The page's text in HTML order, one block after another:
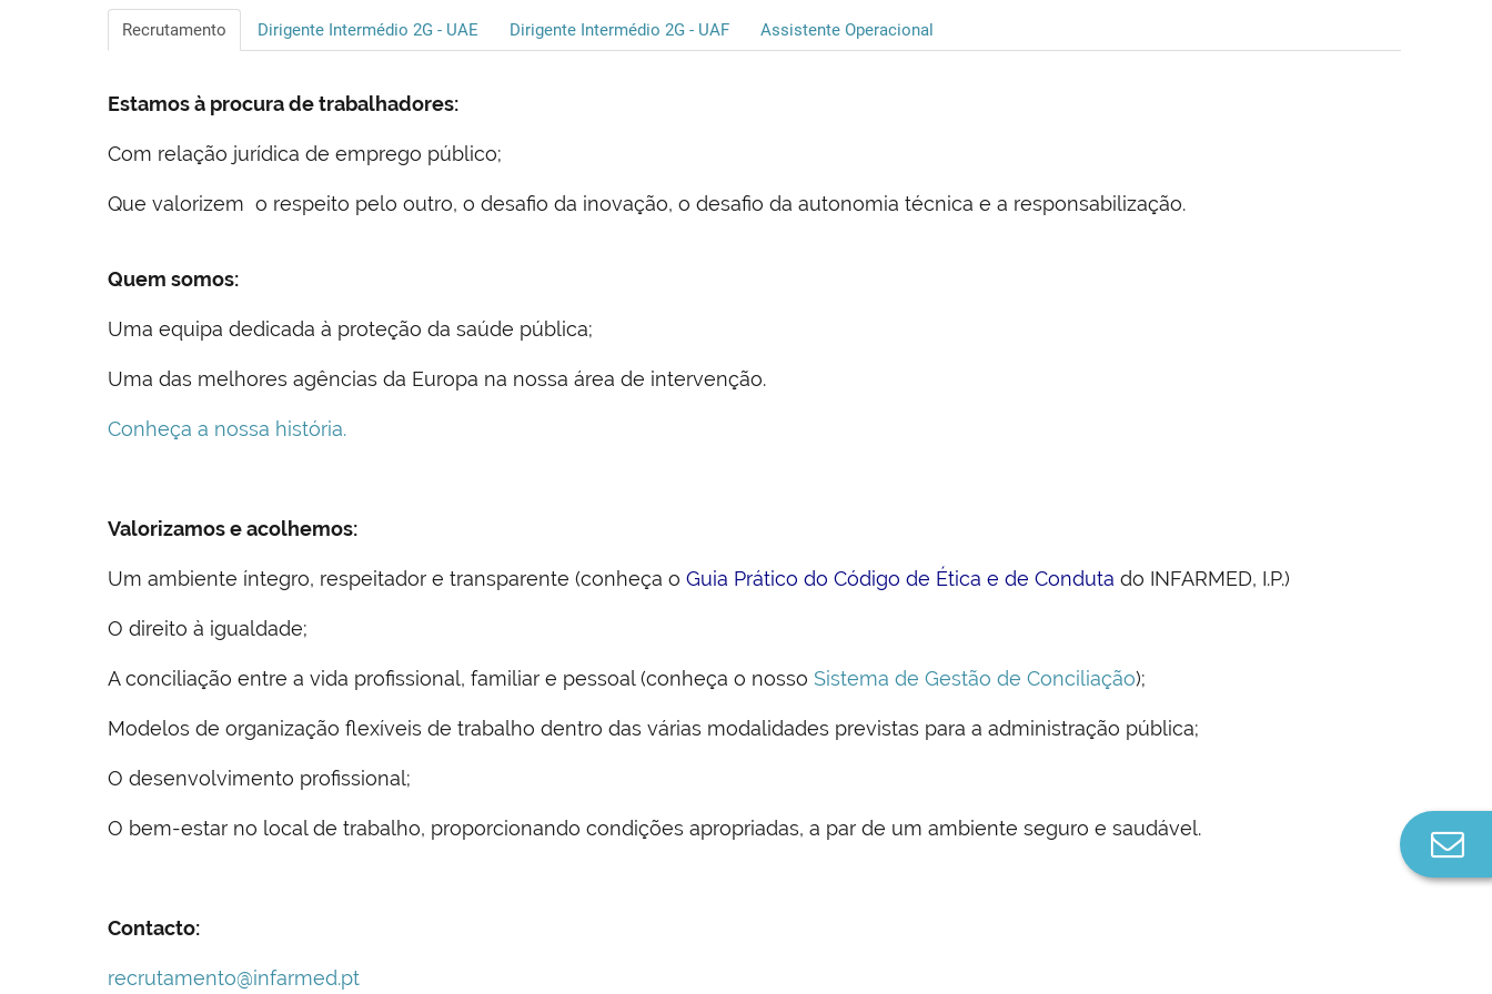
Recrutamento Dirigente Intermédio 2G - UAE Dirigente Intermédio 2G - UAF Assistente Operacional
Estamos à procura de trabalhadores:
Com relação jurídica de emprego público;
Que valorizem o respeito pelo outro, o desafio da inovação, o desafio da autonomia técnica e a responsabilização.
Quem somos:
Uma equipa dedicada à proteção da saúde pública;
Uma das melhores agências da Europa na nossa área de intervenção.
Conheça a nossa história.
Valorizamos e acolhemos:
Um ambiente íntegro, respeitador e transparente (conheça o Guia Prático do Código de Ética e de Conduta do INFARMED, I.P.)
O direito à igualdade;
A conciliação entre a vida profissional, familiar e pessoal (conheça o nosso Sistema de Gestão de Conciliação);
Modelos de organização flexíveis de trabalho dentro das várias modalidades previstas para a administração pública;
O desenvolvimento profissional;
O bem-estar no local de trabalho, proporcionando condições apropriadas, a par de um ambiente seguro e saudável.
Contacto:
recrutamento@infarmed.pt